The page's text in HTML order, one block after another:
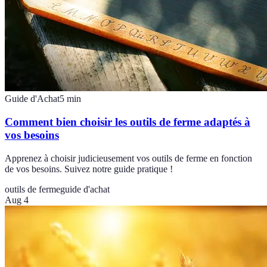
Guide d'Achat5 min
Comment bien choisir les outils de ferme adaptés à
vos besoins
Apprenez à choisir judicieusement vos outils de ferme en fonction
de vos besoins. Suivez notre guide pratique !
outils de fermeguide d'achat
Aug 4